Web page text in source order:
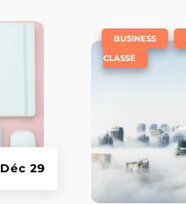
Déc 29
BUSINESS
CLASSÉ